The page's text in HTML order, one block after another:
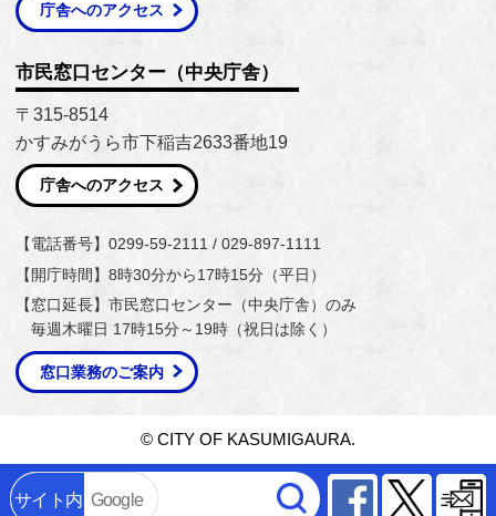
サイト内 Google Facebook
庁舎へのアクセス
市民窓口センター（中央庁舎）
〒315-8514
かすみがうら市下稲吉2633番地19
庁舎へのアクセス
【電話番号】0299-59-2111 / 029-897-1111
【開庁時間】8時30分から17時15分（平日）
【窓口延長】市民窓口センター（中央庁舎）のみ
毎週木曜日 17時15分～19時（祝日は除く）
窓口業務のご案内
© CITY OF KASUMIGAURA.